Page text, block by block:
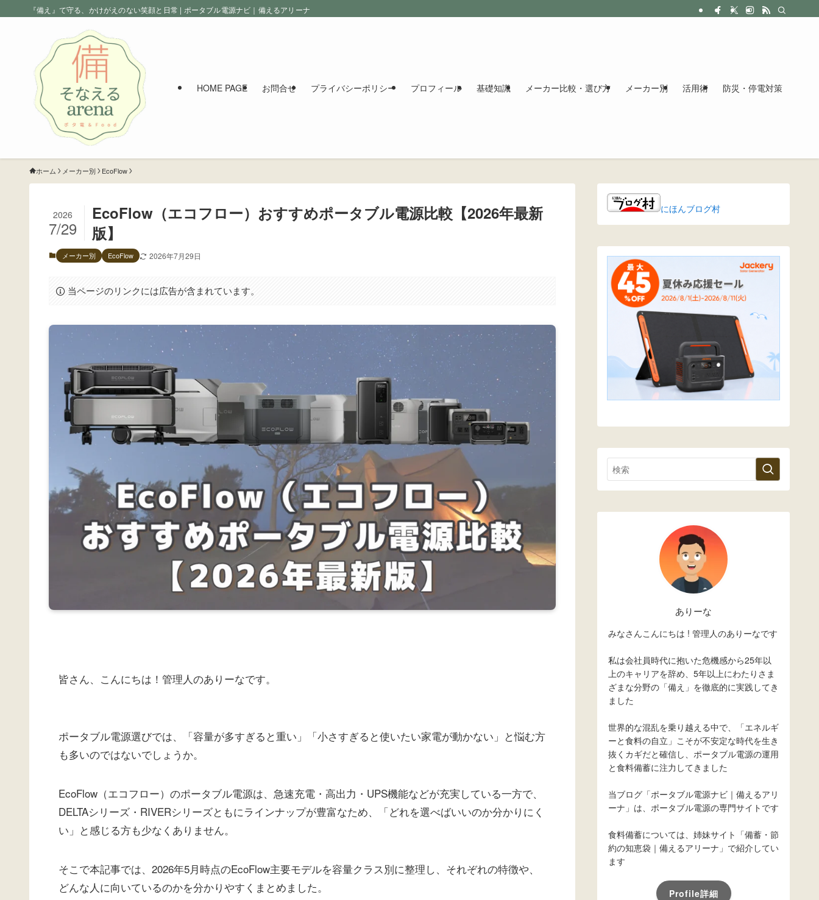
『備え』て守る、かけがえのない笑顔と日常 | ポータブル電源ナビ｜備えるアリーナ
HOME PAGE お問合せ プライバシーポリシー プロフィール 基礎知識 メーカー比較・選び方 メーカー別 活用術 防災・停電対策
ホーム メーカー別 EcoFlow
EcoFlow（エコフロー）おすすめポータブル電源比較【2026年最新
版】
2026
7/29
メーカー別 EcoFlow 2026年7月29日
当ページのリンクには広告が含まれています。
皆さん、こんにちは！管理人のありーなです。
ポータブル電源選びでは、「容量が多すぎると重い」「小さすぎると使いたい家電が動かない」と悩む方
も多いのではないでしょうか。
EcoFlow（エコフロー）のポータブル電源は、急速充電・高出力・UPS機能などが充実している一方で、
DELTAシリーズ・RIVERシリーズともにラインナップが豊富なため、「どれを選べばいいのか分かりにく
い」と感じる方も少なくありません。
そこで本記事では、2026年5月時点のEcoFlow主要モデルを容量クラス別に整理し、それぞれの特徴や、
どんな人に向いているのかを分かりやすくまとめました。
にほんブログ村
ありーな
みなさんこんにちは ! 管理人のありーなです
私は会社員時代に抱いた危機感から25年以
上のキャリアを辞め、5年以上にわたりさま
ざまな分野の「備え」を徹底的に実践してき
ました
世界的な混乱を乗り越える中で、「エネルギ
ーと食料の自立」こそが不安定な時代を生き
抜くカギだと確信し、ポータブル電源の運用
と食料備蓄に注力してきました
当ブログ「ポータブル電源ナビ｜備えるアリ
ーナ」は、ポータブル電源の専門サイトです
食料備蓄については、姉妹サイト「備蓄・節
約の知恵袋｜備えるアリーナ」で紹介してい
ます
Profile詳細